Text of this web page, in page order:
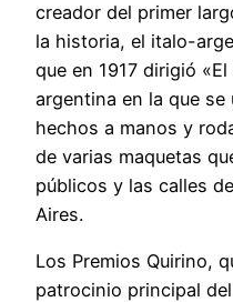
creador del primer
la historia, el italo-
que en 1917 dirigió
argentina en la que
hechos a manos y
de varias maquetas
públicos y las calles
Aires.
Los Premios Quirino,
patrocinio principal